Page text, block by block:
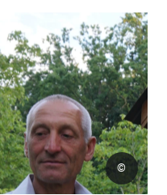
©